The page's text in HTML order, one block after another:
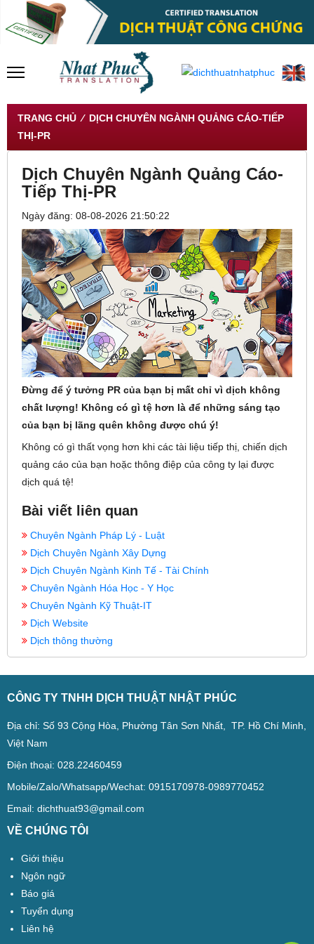
TRANG CHỦ ⁄ DỊCH CHUYÊN NGÀNH QUẢNG CÁO-TIẾP
THỊ-PR
Dịch Chuyên Ngành Quảng Cáo-
Tiếp Thị-PR
Ngày đăng: 08-08-2026 21:50:22
Đừng để ý tưởng PR của bạn bị mất chỉ vì dịch không
chất lượng! Không có gì tệ hơn là để những sáng tạo
của bạn bị lãng quên không được chú ý!
Không có gì thất vọng hơn khi các tài liệu tiếp thị, chiến dịch
quảng cáo của bạn hoặc thông điệp của công ty lại được
dịch quá tệ!
Bài viết liên quan
Chuyên Ngành Pháp Lý - Luật
Dịch Chuyên Ngành Xây Dựng
Dịch Chuyên Ngành Kinh Tế - Tài Chính
Chuyên Ngành Hóa Học - Y Học
Chuyên Ngành Kỹ Thuật-IT
Dịch Website
Dịch thông thường
CÔNG TY TNHH DỊCH THUẬT NHẬT PHÚC
Địa chỉ: Số 93 Cộng Hòa, Phường Tân Sơn Nhất, TP. Hồ Chí Minh,
Việt Nam
Điện thoại: 028.22460459
Mobile/Zalo/Whatsapp/Wechat: 0915170978-0989770452
Email: dichthuat93@gmail.com
VỀ CHÚNG TÔI
Giới thiệu
Ngôn ngữ
Báo giá
Tuyển dụng
Liên hệ